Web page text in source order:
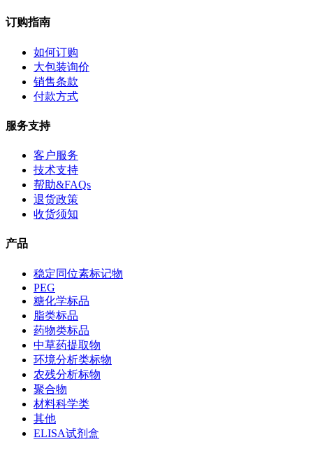
订购指南
如何订购
大包装询价
销售条款
付款方式
服务支持
客户服务
技术支持
帮助&FAQs
退货政策
收货须知
产品
稳定同位素标记物
PEG
糖化学标品
脂类标品
药物类标品
中草药提取物
环境分析类标物
农残分析标物
聚合物
材料科学类
其他
ELISA试剂盒